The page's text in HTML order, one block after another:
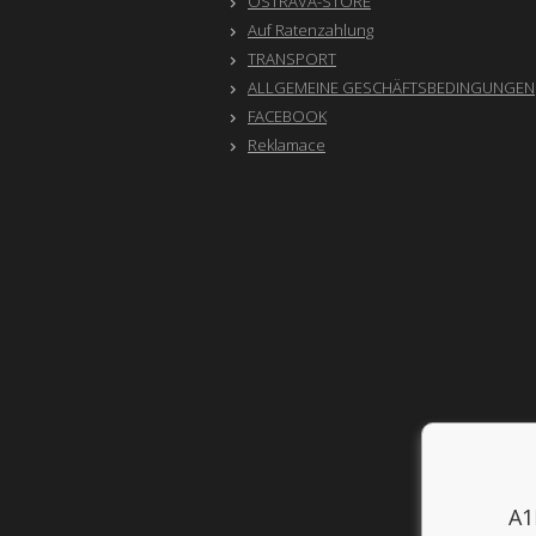
Auf Ratenzahlung
TRANSPORT
ALLGEMEINE GESCHÄFTSBEDINGUNGEN
FACEBOOK
Reklamace